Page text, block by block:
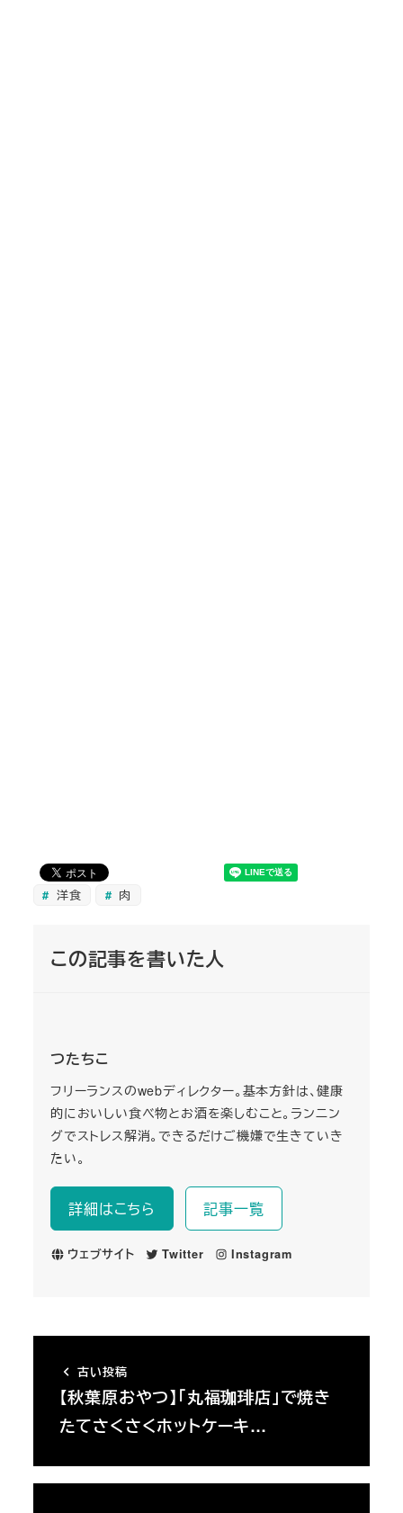
洋食 肉
この記事を書いた人
つたちこ
フリーランスのwebディレクター。基本方針は、健康
的においしい食べ物とお酒を楽しむこと。ランニン
グでストレス解消。できるだけご機嫌で生きていき
たい。
詳細はこちら 記事一覧
ウェブサイト Twitter Instagram
古い投稿
【秋葉原おやつ】「丸福珈琲店」で焼き
たてさくさくホットケーキ…